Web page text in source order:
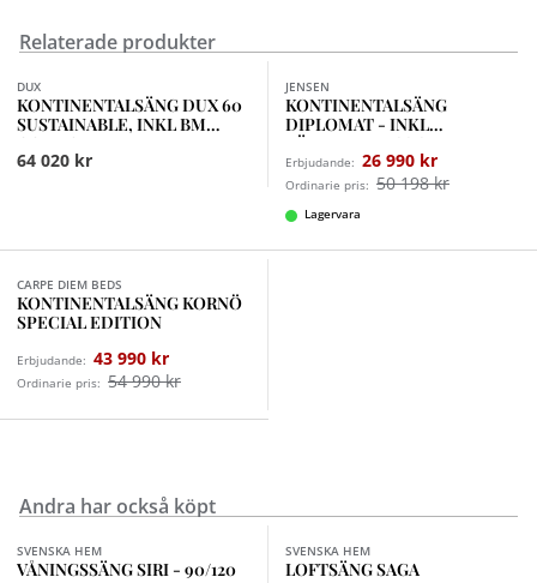
Relaterade produkter
Finns i fler val (9)
DUX
KONTINENTALSÄNG DUX 60
SUSTAINABLE, INKL BM
64 020 kr
JENSEN
KONTINENTALSÄNG
DIPLOMAT - INKL
BÄDDMADRASS SLEEP II
Erbjudande: 26 990 kr
Ordinarie pris: 50 198 kr
Lagervara
CARPE DIEM BEDS
KONTINENTALSÄNG KORNÖ
SPECIAL EDITION
Erbjudande: 43 990 kr
Ordinarie pris: 54 990 kr
Andra har också köpt
Finns i fler val (2)
SVENSKA HEM
VÅNINGSSÄNG SIRI - 90/120
SVENSKA HEM
LOFTSÄNG SAGA